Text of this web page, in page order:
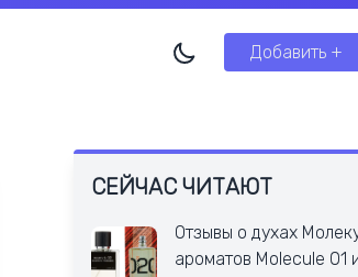
Добавить +
СЕЙЧАС ЧИТАЮТ
Отзывы о духах
ароматов Molecule 01